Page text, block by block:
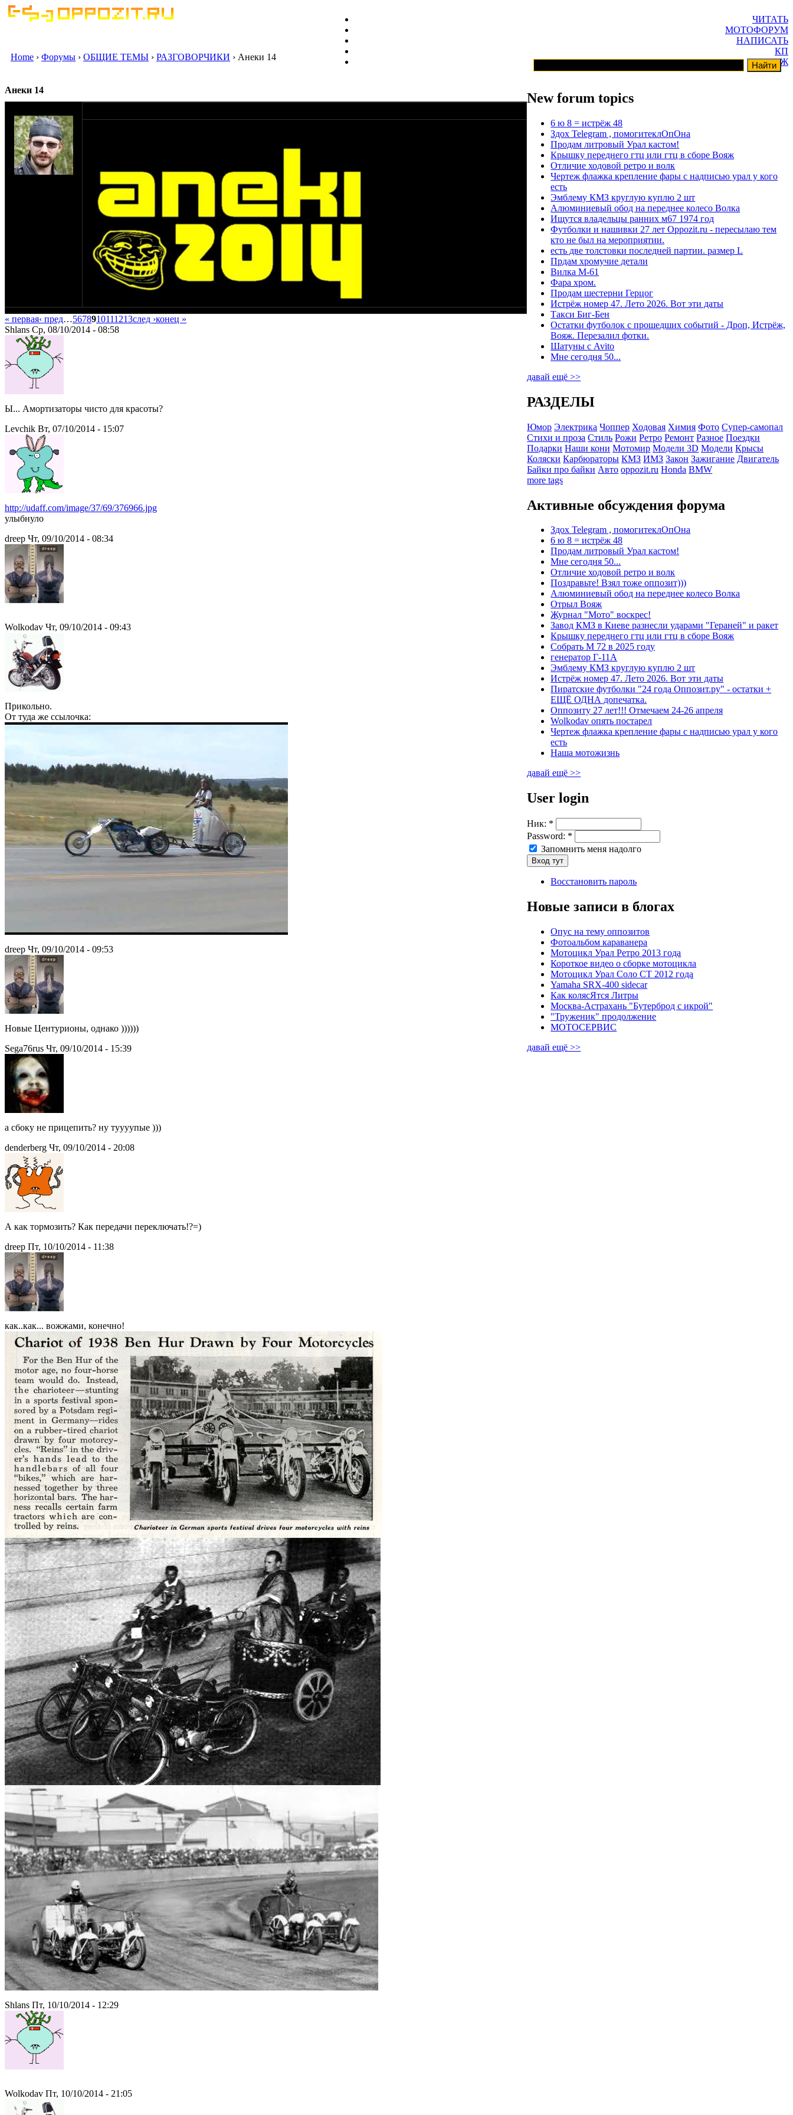
ЧИТАТЬ
МОТОФОРУМ
НАПИСАТЬ
КП
ГАРАЖ
Home › Форумы › ОБЩИЕ ТЕМЫ › РАЗГОВОРЧИКИ › Анеки 14
Анеки 14
« первая‹ пред…5678910111213след ›конец »
Shlans Ср, 08/10/2014 - 08:58
Ы... Амортизаторы чисто для красоты?
Levchik Вт, 07/10/2014 - 15:07
http://udaff.com/image/37/69/376966.jpg
улыбнуло
drееp Чт, 09/10/2014 - 08:34
Wolkodav Чт, 09/10/2014 - 09:43
Прикольно.
От туда же ссылочка:
drееp Чт, 09/10/2014 - 09:53
Новые Центурионы, однако ))))))
Sega76rus Чт, 09/10/2014 - 15:39
а сбоку не прицепить? ну туууупые )))
denderberg Чт, 09/10/2014 - 20:08
А как тормозить? Как передачи переключать!?=)
drееp Пт, 10/10/2014 - 11:38
как..как... вожжами, конечно!
Shlans Пт, 10/10/2014 - 12:29
Wolkodav Пт, 10/10/2014 - 21:05
New forum topics
6 ю 8 = истрёж 48
Здох Telegram , помогитеклОпОна
Продам литровый Урал кастом!
Крышку переднего гтц или гтц в сборе Вояж
Отличие ходовой ретро и волк
Чертеж флажка крепление фары с надписью урал у кого
есть
Эмблему КМЗ круглую куплю 2 шт
Алюминиевый обод на переднее колесо Волка
Ищутся владельцы ранних м67 1974 год
Футболки и нашивки 27 лет Oppozit.ru - пересылаю тем
кто не был на мероприятии.
есть две толстовки последней партии. размер L
Прдам хромучие детали
Вилка М-61
Фара хром.
Продам шестерни Герцог
Истрёж номер 47. Лето 2026. Вот эти даты
Такси Биг-Бен
Остатки футболок с прошедших событий - Дроп, Истрёж,
Вояж. Перезалил фотки.
Шатуны с Avito
Мне сегодня 50...
давай ещё >>
РАЗДЕЛЫ
Юмор Электрика Чоппер Ходовая Химия Фото Супер-самопал
Стихи и проза Стиль Рожи Ретро Ремонт Разное Поездки
Подарки Наши кони Мотомир Модели 3D Модели Крысы
Коляски Карбюраторы КМЗ ИМЗ Закон Зажигание Двигатель
Байки про байки Авто oppozit.ru Honda BMW
more tags
Активные обсуждения форума
Здох Telegram , помогитеклОпОна
6 ю 8 = истрёж 48
Продам литровый Урал кастом!
Мне сегодня 50...
Отличие ходовой ретро и волк
Поздравьте! Взял тоже оппозит)))
Алюминиевый обод на переднее колесо Волка
Отрыл Вояж
Журнал "Мото" воскрес!
Завод КМЗ в Киеве разнесли ударами "Гераней" и ракет
Крышку переднего гтц или гтц в сборе Вояж
Собрать М 72 в 2025 году
генератор Г-11А
Эмблему КМЗ круглую куплю 2 шт
Истрёж номер 47. Лето 2026. Вот эти даты
Пиратские футболки "24 года Оппозит.ру" - остатки +
ЕЩЁ ОДНА допечатка.
Оппозиту 27 лет!!! Отмечаем 24-26 апреля
Wolkodav опять постарел
Чертеж флажка крепление фары с надписью урал у кого
есть
Наша мотожизнь
давай ещё >>
User login
Ник: *
Password: *
Запомнить меня надолго
Восстановить пароль
Новые записи в блогах
Опус на тему оппозитов
Фотоальбом караванера
Мотоцикл Урал Ретро 2013 года
Короткое видео о сборке мотоцикла
Мотоцикл Урал Соло СТ 2012 года
Yamaha SRX-400 sidecar
Как колясЯтся Литры
Москва-Астрахань "Бутерброд с икрой"
"Труженик" продолжение
МОТОСЕРВИС
давай ещё >>